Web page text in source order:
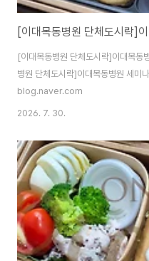
[이대목동병원 단체도시락]이대목동
병원 단체도시락]이대목동병원 세미
blog.naver.com
2026. 7. 30.